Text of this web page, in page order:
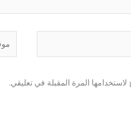
المرة المقبلة في تعليقي.